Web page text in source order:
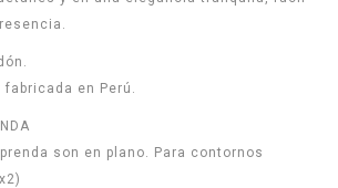
en Perú.
son en plano. Para contornos